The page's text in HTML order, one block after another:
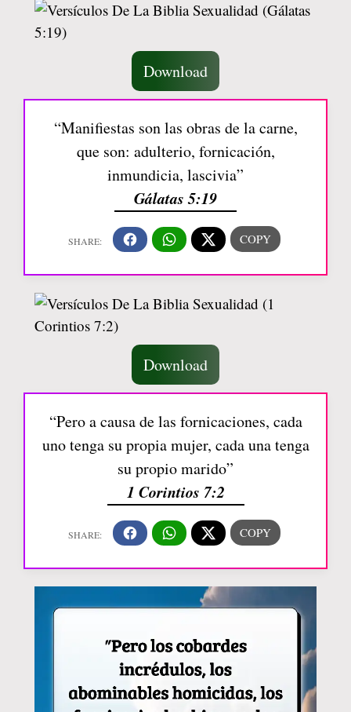
Download
“Manifiestas son las obras de la carne,
que son: adulterio, fornicación,
inmundicia, lascivia”
Gálatas 5:19
Download
“Pero a causa de las fornicaciones, cada
uno tenga su propia mujer, cada una tenga
su propio marido”
1 Corintios 7:2